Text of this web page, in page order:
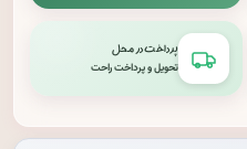
پرداخت در محل
تحویل و پرداخت راحت